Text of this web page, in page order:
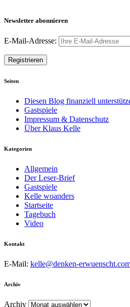
Newsletter abonnieren
E-Mail-Adresse:
Seiten
Diesen Blog finanziell
Gastspiele
Impressum & Datenschutz
Über Klaus Kelle
Kategorien
Allgemein
Der Leser-Brief
Gastspiele
Kelle woanders
Startseite
Tagebuch
Video
Kontakt
E-Mail: kelle@denken-
Archiv
Archiv